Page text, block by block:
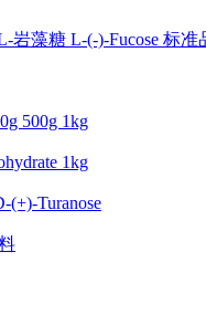
岩藻糖 L-(-)-Fucose 标
500g 1kg
1kg
(+)-Turanose